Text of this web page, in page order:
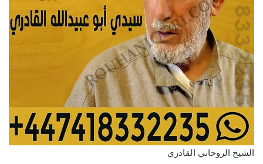
الشيخ الروحاني القادري